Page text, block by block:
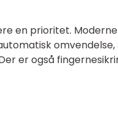
en prioritet.
er også